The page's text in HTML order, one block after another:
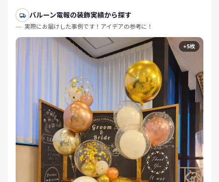
バルーン電報の装飾実績から探す
実際にお届けした事例です！アイデアの参考に！
+5枚